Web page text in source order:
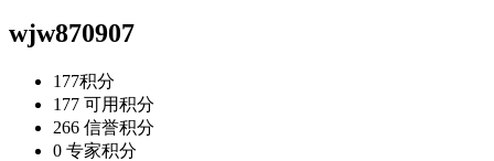
wjw870907
177积分
177 可用积分
266 信誉积分
0 专家积分